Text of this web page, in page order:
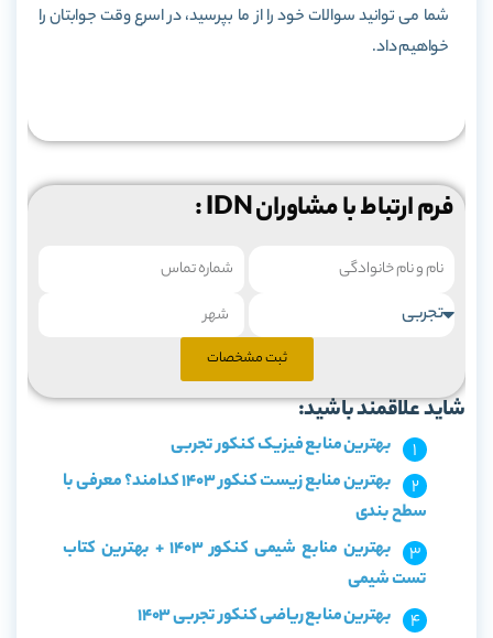
شما می توانید سوالات خود را از ما بپرسید، در اسرع وقت جوابتان را
خواهیم داد.
فرم ارتباط با مشاوران IDN :
ثبت مشخصات
شاید علاقمند باشید:
بهترین منابع فیزیک کنکور تجربی
بهترین منابع زیست کنکور 1403 کدامند؟ معرفی با
سطح بندی
بهترین منابع شیمی کنکور 1403 + بهترین کتاب
تست شیمی
بهترین منابع ریاضی کنکور تجربی 1403